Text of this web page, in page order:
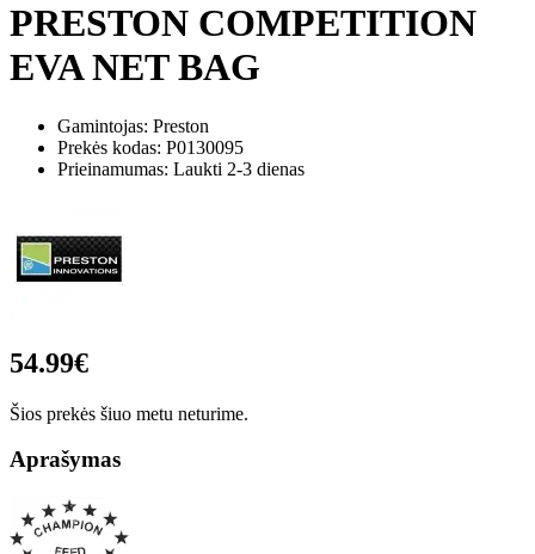
PRESTON COMPETITION
EVA NET BAG
Gamintojas: Preston
Prekės kodas: P0130095
Prieinamumas: Laukti 2-3 dienas
54.99€
Šios prekės šiuo metu neturime.
Aprašymas